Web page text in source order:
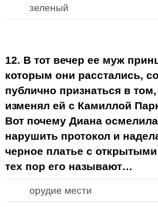
зеленый
12. В тот вечер ее муж
которым они расстались,
публично признаться в том,
изменял ей с Камиллой
Вот почему Диана
нарушить протокол и
черное платье с
тех пор его называют…
орудие мести